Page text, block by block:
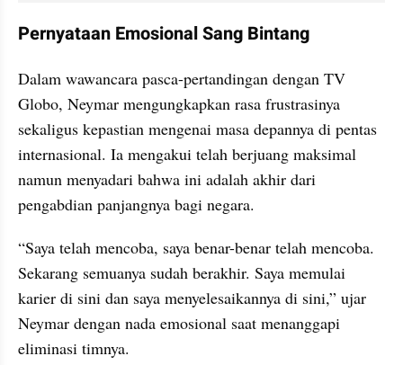
Pernyataan Emosional Sang Bintang
Dalam wawancara pasca-pertandingan dengan TV
Globo, Neymar mengungkapkan rasa frustrasinya
sekaligus kepastian mengenai masa depannya di pentas
internasional. Ia mengakui telah berjuang maksimal
namun menyadari bahwa ini adalah akhir dari
pengabdian panjangnya bagi negara.
“Saya telah mencoba, saya benar-benar telah mencoba.
Sekarang semuanya sudah berakhir. Saya memulai
karier di sini dan saya menyelesaikannya di sini,” ujar
Neymar dengan nada emosional saat menanggapi
eliminasi timnya.